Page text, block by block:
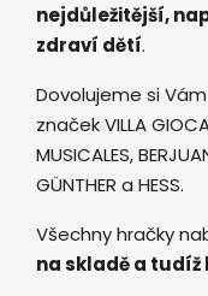
nejdůležitější,
zdraví dětí.
Dovolujeme si
značek VILLA
MUSICALES,
GÜNTHER a HESS.
Všechny hračky
na skladě a